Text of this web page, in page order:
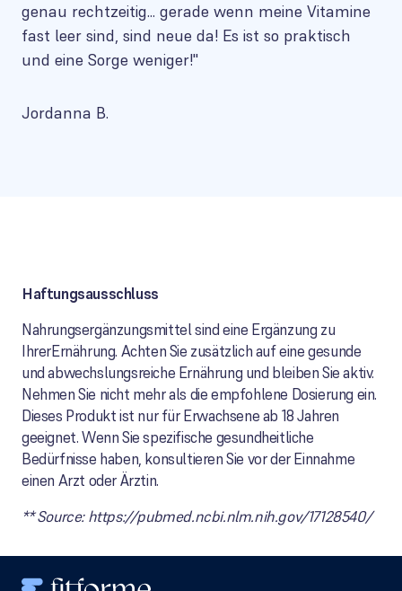
genau rechtzeitig... gerade wenn meine Vitamine
fast leer sind, sind neue da! Es ist so praktisch
und eine Sorge weniger!"
Jordanna B.
Haftungsausschluss
Nahrungsergänzungsmittel sind eine Ergänzung zu
IhrerErnährung. Achten Sie zusätzlich auf eine gesunde
und abwechslungsreiche Ernährung und bleiben Sie aktiv.
Nehmen Sie nicht mehr als die empfohlene Dosierung ein.
Dieses Produkt ist nur für Erwachsene ab 18 Jahren
geeignet. Wenn Sie spezifische gesundheitliche
Bedürfnisse haben, konsultieren Sie vor der Einnahme
einen Arzt oder Ärztin.
** Source: https://pubmed.ncbi.nlm.nih.gov/17128540/